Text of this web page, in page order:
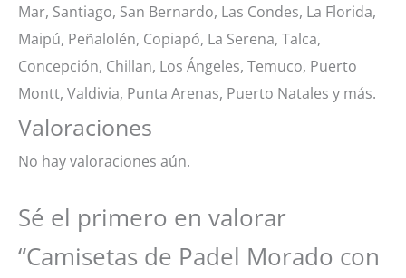
Mar, Santiago, San Bernardo, Las Condes, La Florida,
Maipú, Peñalolén, Copiapó, La Serena, Talca,
Concepción, Chillan, Los Ángeles, Temuco, Puerto
Montt, Valdivia, Punta Arenas, Puerto Natales y más.
Valoraciones
No hay valoraciones aún.
Sé el primero en valorar
“Camisetas de Padel Morado con